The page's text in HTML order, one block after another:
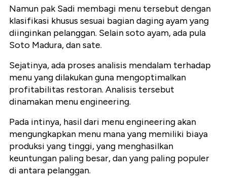
Namun pak Sadi membagi menu tersebut dengan
klasifikasi khusus sesuai bagian daging ayam yang
diinginkan pelanggan. Selain soto ayam, ada pula
Soto Madura, dan sate.
Sejatinya, ada proses analisis mendalam terhadap
menu yang dilakukan guna mengoptimalkan
profitabilitas restoran. Analisis tersebut
dinamakan menu engineering.
Pada intinya, hasil dari menu engineering akan
mengungkapkan menu mana yang memiliki biaya
produksi yang tinggi, yang menghasilkan
keuntungan paling besar, dan yang paling populer
di antara pelanggan.